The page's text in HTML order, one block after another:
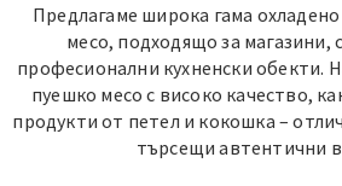
Предлагаме широка гама
месо, подходящо за магазини,
професионални кухненски обекти.
пуешко месо с високо качество,
продукти от петел и кокошка –
търсещи автентични